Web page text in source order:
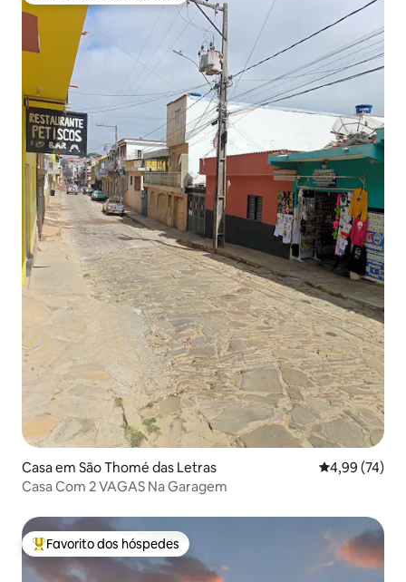
Casa em São Thomé das Letras Classificação
4,99 (74)
Casa Com 2 VAGAS Na Garagem
Favoritos dos hóspedes mais apreciados
Favorito dos hóspedes